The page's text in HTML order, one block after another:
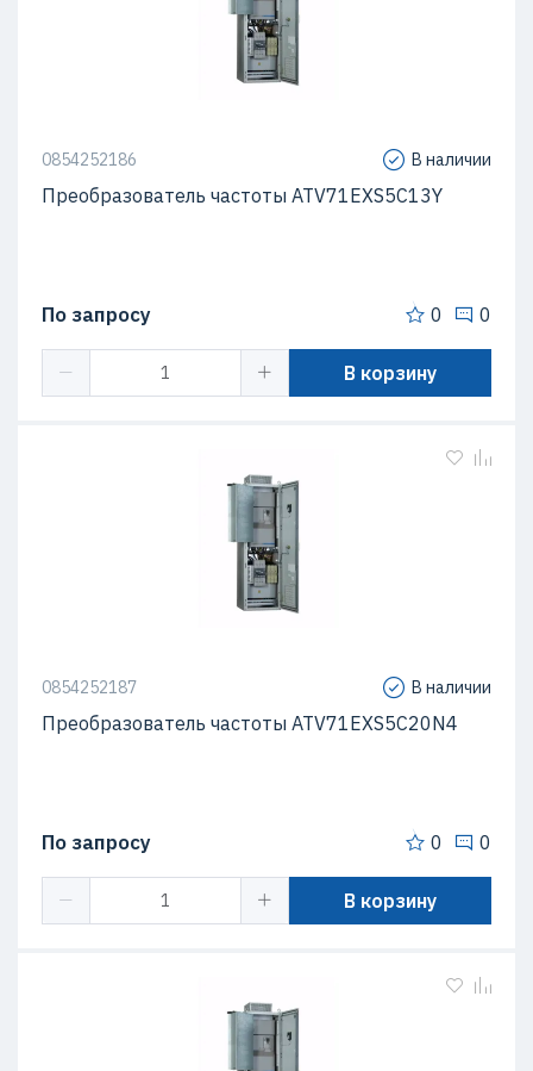
0854252186 В наличии
Преобразователь частоты ATV71EXS5C13Y
По запросу 0 0
В корзину
0854252187 В наличии
Преобразователь частоты ATV71EXS5C20N4
По запросу 0 0
В корзину